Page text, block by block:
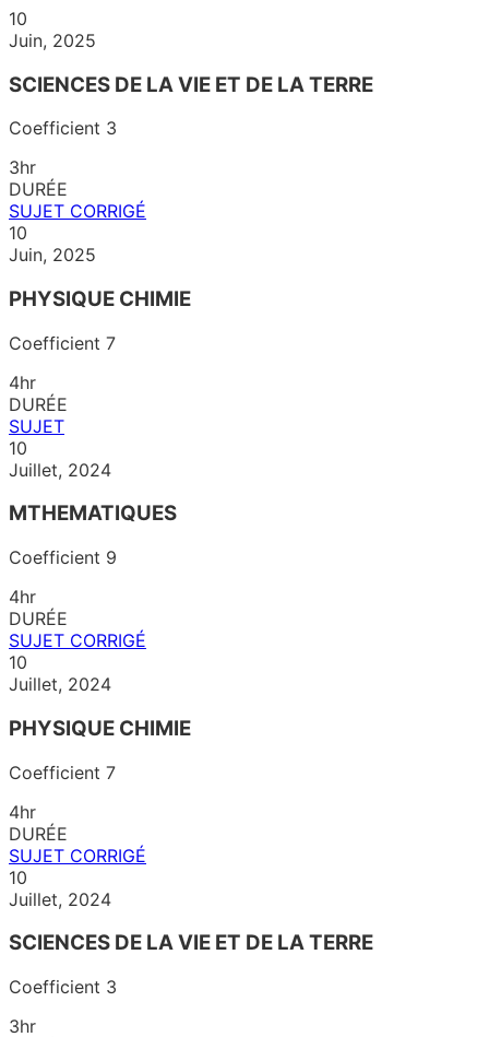
10
Juin, 2025
SCIENCES DE LA VIE ET DE LA TERRE
Coefficient 3
3hr
DURÉE
SUJET CORRIGÉ
10
Juin, 2025
PHYSIQUE CHIMIE
Coefficient 7
4hr
DURÉE
SUJET
10
Juillet, 2024
MTHEMATIQUES
Coefficient 9
4hr
DURÉE
SUJET CORRIGÉ
10
Juillet, 2024
PHYSIQUE CHIMIE
Coefficient 7
4hr
DURÉE
SUJET CORRIGÉ
10
Juillet, 2024
SCIENCES DE LA VIE ET DE LA TERRE
Coefficient 3
3hr